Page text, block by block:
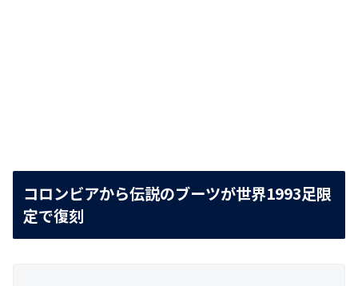
コロンビアから伝説のブーツが世界1993足限
定で復刻